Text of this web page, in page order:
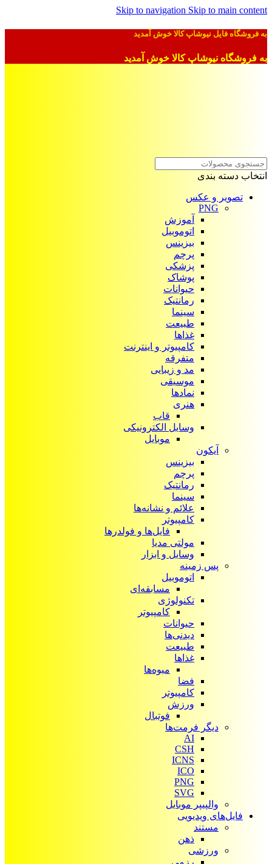
Skip to navigation Skip to main content
به فروشگاه فایل نیوشاپ کالا خوش آمدید
به فروشگاه نیوشاپ کالا خوش آمدید
انتخاب دسته بندی
تصویر و عکس
PNG
آموزش
اتوموبیل
بیزینس
پرچم
پزشکی
پوشاک
حیوانات
رمانتیک
سینما
طبیعت
غذاها
کامپیوتر و اینترنت
متفرقه
مد و زیبایی
موسیقی
نمادها
هنری
قاب
وسایل الکترونیکی
موبایل
آیکون‌
بیزینس
پرچم
رمانتیک
سینما
علائم و نشانه‌ها
کامپیوتر
فایل‌ها و فولدرها
مولتی مدیا
وسایل و ابزار
پس زمینه
اتوموبیل
مسابقه‌ای
تکنولوژی
کامپیوتر
حیوانات
دیدنی‌ها
طبیعت
غذاها
میوه‌ها
فضا
کامپیوتر
ورزش
فوتبال
دیگر فرمت‌ها
AI
CSH
ICNS
ICO
PNG
SVG
والپیپر موبایل
فایل‌های ویدیویی
مستند
ذهن
ورزشی